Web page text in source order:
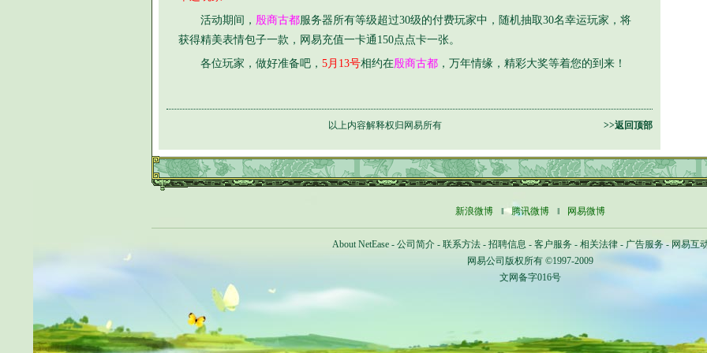
活动期间， 殷商古都服务器所有等级超过30级的付费玩家中，随机抽取30名幸运玩家，将
获得精美表情包子一款，网易充值一卡通150点点卡一张。
各位玩家，做好准备吧， 5月13号相约在殷商古都 ，万年情缘，精彩大奖等着您的到来！
>>返回顶部
以上内容解释权归网易所有
新浪微博 ‖ 腾讯微博 ‖ 网易微博
About NetEase - 公司简介 - 联系方法 - 招聘信息 - 客户服务 - 相关法律 - 广告服务- 网易互
网易公司版权所有 ©1997-2009
文网备字016号